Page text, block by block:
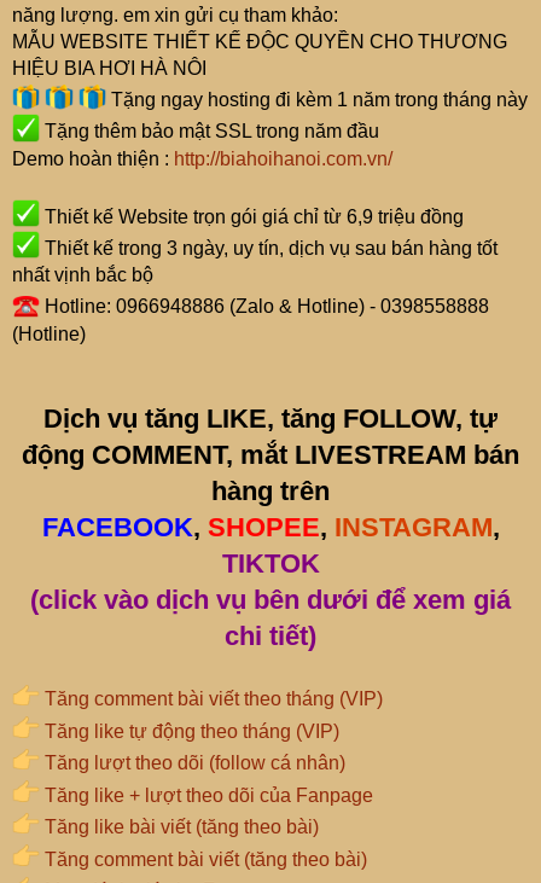
năng lượng. em xin gửi cụ tham khảo:
MẪU WEBSITE THIẾT KẾ ĐỘC QUYỀN CHO THƯƠNG
HIỆU BIA HƠI HÀ NÔI
Tặng ngay hosting đi kèm 1 năm trong tháng này
Tặng thêm bảo mật SSL trong năm đầu
Demo hoàn thiện : http://biahoihanoi.com.vn/
Thiết kế Website trọn gói giá chỉ từ 6,9 triệu đồng
Thiết kế trong 3 ngày, uy tín, dịch vụ sau bán hàng tốt
nhất vịnh bắc bộ
Hotline: 0966948886 (Zalo & Hotline) - 0398558888
(Hotline)
Dịch vụ tăng LIKE, tăng FOLLOW, tự
động COMMENT, mắt LIVESTREAM bán
hàng trên
FACEBOOK, SHOPEE, INSTAGRAM,
TIKTOK
(click vào dịch vụ bên dưới để xem giá
chi tiết)
Tăng comment bài viết theo tháng (VIP)
Tăng like tự động theo tháng (VIP)
Tăng lượt theo dõi (follow cá nhân)
Tăng like + lượt theo dõi của Fanpage
Tăng like bài viết (tăng theo bài)
Tăng comment bài viết (tăng theo bài)